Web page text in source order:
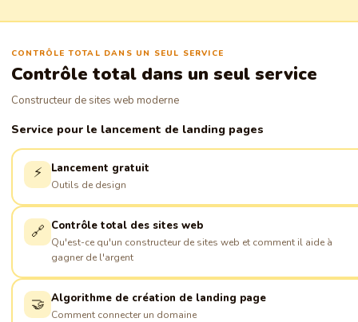
CONTRÔLE TOTAL DANS UN SEUL SERVICE
Contrôle total dans un seul service
Constructeur de sites web moderne
Service pour le lancement de landing pages
⚡ Lancement gratuit
Outils de design
🔗 Contrôle total des sites web
Qu'est-ce qu'un constructeur de sites web et comment il aide à
gagner de l'argent
🤝 Algorithme de création de landing page
Comment connecter un domaine